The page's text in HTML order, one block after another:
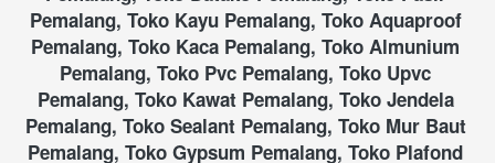
Pemalang, Toko Kayu Pemalang, Toko Aquaproof
Pemalang, Toko Kaca Pemalang, Toko Almunium
Pemalang, Toko Pvc Pemalang, Toko Upvc
Pemalang, Toko Kawat Pemalang, Toko Jendela
Pemalang, Toko Sealant Pemalang, Toko Mur Baut
Pemalang, Toko Gypsum Pemalang, Toko Plafond